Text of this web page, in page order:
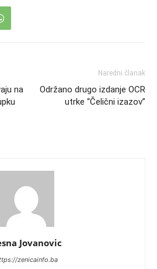
na
Naredni članak
Održano drugo izdanje OCR
utrke “Čelični izazov”
Jovanovic
zenicainfo.ba